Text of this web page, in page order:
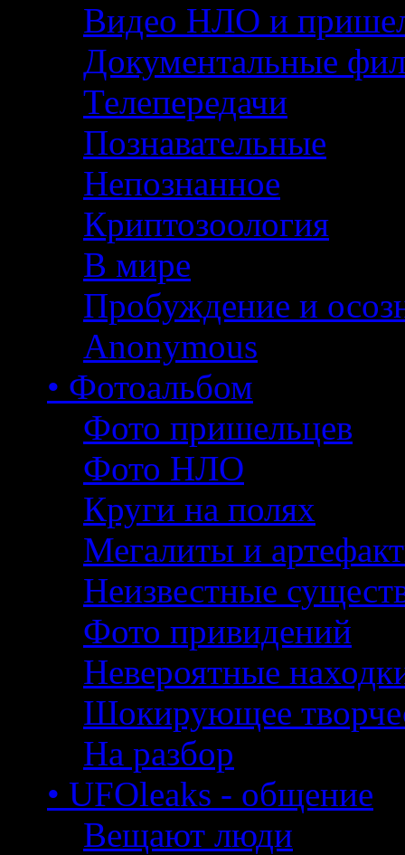
Видео НЛО и
Документальные
Телепередачи
Познавательные
Непознанное
Криптозоология
В мире
Пробуждение и
Anonymous
• Фотоальбом
Фото пришельцев
Фото НЛО
Круги на полях
Мегалиты и
Неизвестные
Фото привидений
Невероятные
Шокирующее
На разбор
• UFOleaks - общение
Вещают люди